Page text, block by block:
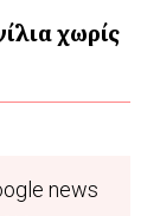
χωρίς
news